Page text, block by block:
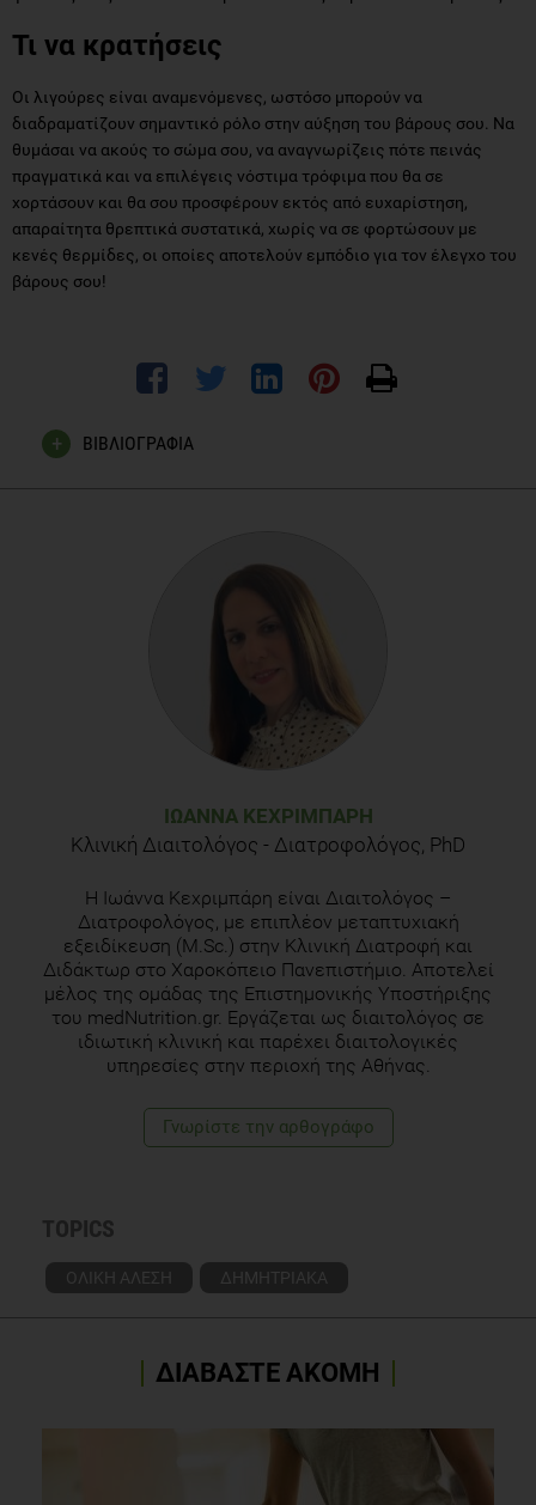
Τι να κρατήσεις
Οι λιγούρες είναι αναμενόμενες, ωστόσο μπορούν να
διαδραματίζουν σημαντικό ρόλο στην αύξηση του βάρους σου. Να
θυμάσαι να ακούς το σώμα σου, να αναγνωρίζεις πότε πεινάς
πραγματικά και να επιλέγεις νόστιμα τρόφιμα που θα σε
χορτάσουν και θα σου προσφέρουν εκτός από ευχαρίστηση,
απαραίτητα θρεπτικά συστατικά, χωρίς να σε φορτώσουν με
κενές θερμίδες, οι οποίες αποτελούν εμπόδιο για τον έλεγχο του
βάρους σου!
ΒΙΒΛΙΟΓΡΑΦΙΑ
Cecilie Kyrø and Anne Tjønneland. Whole grains and public
health. BMJ. 2016. 353: i3046.
https://www.healthline.com/nutrition/11-ways-to-stop-food-
ΙΩΆΝΝΑ ΚΕΧΡΙΜΠΆΡΗ
Κλινική Διαιτολόγος - Διατροφολόγος, PhD
H Ιωάννα Κεχριμπάρη είναι Διαιτολόγος –
Διατροφολόγος, με επιπλέον μεταπτυχιακή
εξειδίκευση (M.Sc.) στην Κλινική Διατροφή και
Διδάκτωρ στο Χαροκόπειο Πανεπιστήμιο. Αποτελεί
μέλος της ομάδας της Επιστημονικής Υποστήριξης
του medNutrition.gr. Εργάζεται ως διαιτολόγος σε
ιδιωτική κλινική και παρέχει διαιτολογικές
υπηρεσίες στην περιοχή της Αθήνας.
Γνωρίστε την αρθογράφο
TOPICS
ΟΛΙΚΗ ΑΛΕΣΗ ΔΗΜΗΤΡΙΑΚΑ
ΔΙΑΒΑΣΤΕ ΑΚΟΜΗ